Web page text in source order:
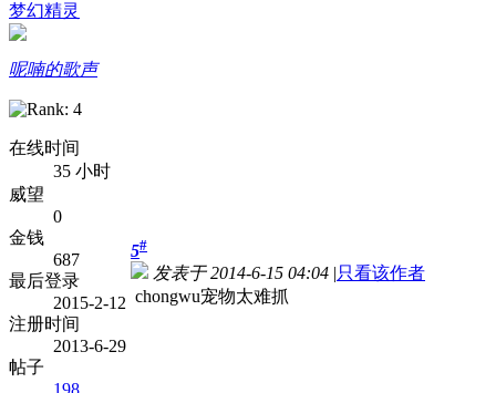
梦幻精灵
呢喃的歌声
在线时间
35 小时
威望
0
金钱
687
最后登录
2015-2-12
注册时间
2013-6-29
帖子
5#
发表于 2014-6-15 04:04 |只看该作者
chongwu宠物太难抓